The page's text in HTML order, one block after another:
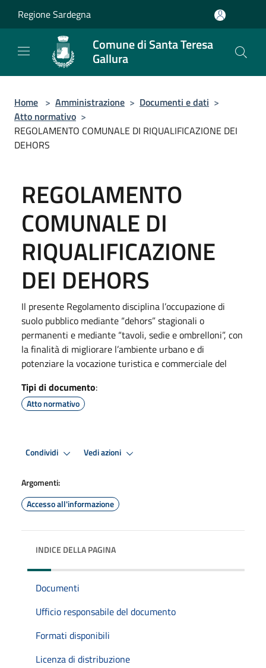
Regione Sardegna
Comune di Santa Teresa
Gallura
Home > Amministrazione > Documenti e dati >
Atto normativo >
REGOLAMENTO COMUNALE DI RIQUALIFICAZIONE DEI
DEHORS
REGOLAMENTO
COMUNALE DI
RIQUALIFICAZIONE
DEI DEHORS
Il presente Regolamento disciplina l’occupazione di
suolo pubblico mediante “dehors” stagionali o
permanenti e mediante “tavoli, sedie e ombrelloni”, con
la finalità di migliorare l’ambiente urbano e di
potenziare la vocazione turistica e commerciale del
Tipi di documento:
Atto normativo
Condividi Vedi azioni
Argomenti:
Accesso all'informazione
INDICE DELLA PAGINA
Documenti
Ufficio responsabile del documento
Formati disponibili
Licenza di distribuzione